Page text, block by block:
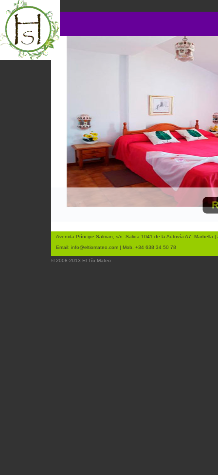
Avenida Príncipe Salman, s/n. Salida 1041 de la Autovía A7. Marbella |
Email: info@eltiomateo.com | Mob. +34 638 34 50 78
© 2008-2013 El Tío Mateo